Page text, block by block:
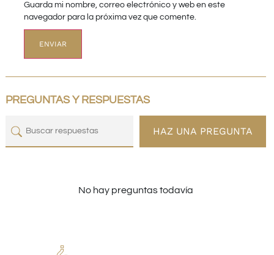
Guarda mi nombre, correo electrónico y web en este
navegador para la próxima vez que comente.
PREGUNTAS Y RESPUESTAS
HAZ UNA PREGUNTA
No hay preguntas todavía